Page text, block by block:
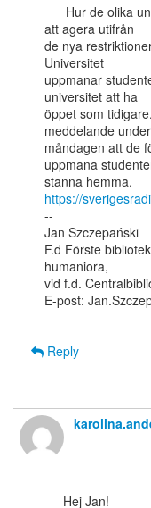
att agera utifrån
de nya
Universitet
uppmanar
universitet att ha
öppet som
meddelande under
måndagen att de
uppmana
https://
--
Jan Szczepański
F.d Förste
humaniora,
vid f.d.
E-post:
Reply